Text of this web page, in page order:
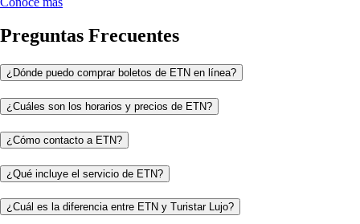
Preguntas Frecuentes
¿Dónde puedo comprar boletos de ETN en línea?
¿Cuáles son los horarios y precios de ETN?
¿Cómo contacto a ETN?
¿Qué incluye el servicio de ETN?
¿Cuál es la diferencia entre ETN y Turistar Lujo?